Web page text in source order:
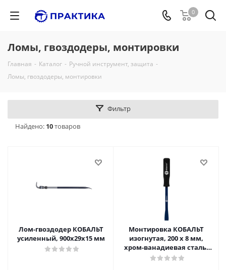
0
Ломы, гвоздодеры, монтировки
Главная - Каталог - Ручной инструмент, защита -
Ломы, гвоздодеры, монтировки
Фильтр
Найдено: 10товаров
Лом-гвоздодер КОБАЛЬТ
усиленный, 900х29х15 мм
Монтировка КОБАЛЬТ
изогнутая, 200 х 8 мм,
хром-ванадиевая сталь,
пластиковая рукоятка,